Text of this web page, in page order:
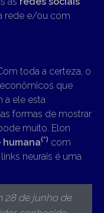
rede e/ou com
toda a certeza, o
que
a ele esta
formas de mostrar
muito. Elon
(*) com
neurais é uma
28 de junho de